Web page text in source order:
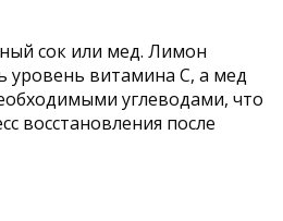
сок или мед. Лимон
уровень витамина C, а мед
углеводами, что
восстановления после